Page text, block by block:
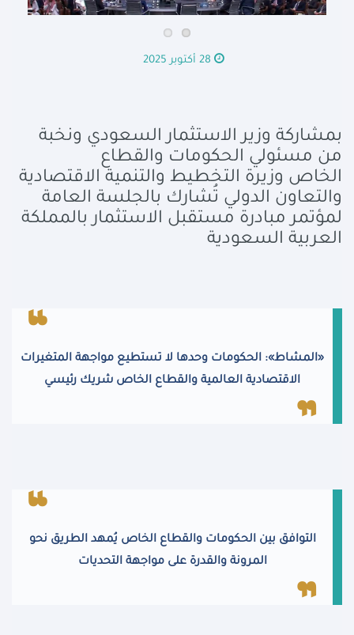
28 أكتوبر 2025
بمشاركة وزير الاستثمار السعودي ونخبة
من مسئولي الحكومات والقطاع
الخاص وزيرة التخطيط والتنمية الاقتصادية
والتعاون الدولي تُشارك بالجلسة العامة
لمؤتمر مبادرة مستقبل الاستثمار بالمملكة
العربية السعودية
«المشاط»: الحكومات وحدها لا تستطيع مواجهة المتغيرات
الاقتصادية العالمية والقطاع الخاص شريك رئيسي
التوافق بين الحكومات والقطاع الخاص يُمهد الطريق نحو
المرونة والقدرة على مواجهة التحديات